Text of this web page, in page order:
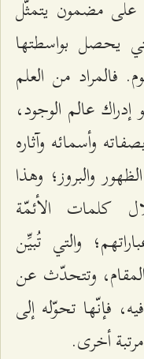
على مضمون يتمثّل
يحصل بواسطتها
فالمراد من العلم
عالم الوجود،
وأسمائه وآثاره
والبروز؛ وهذا
كلمات الأئمّة
والتي تُبيِّن
وتتحدّث عن
فإنّها تحوّله إلى
أخرى.